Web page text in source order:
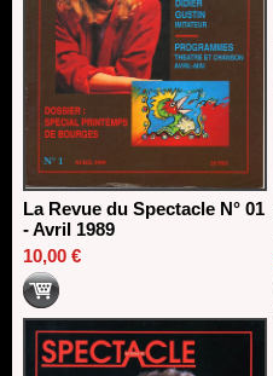
La Revue du Spectacle N° 01
- Avril 1989
10,00 €